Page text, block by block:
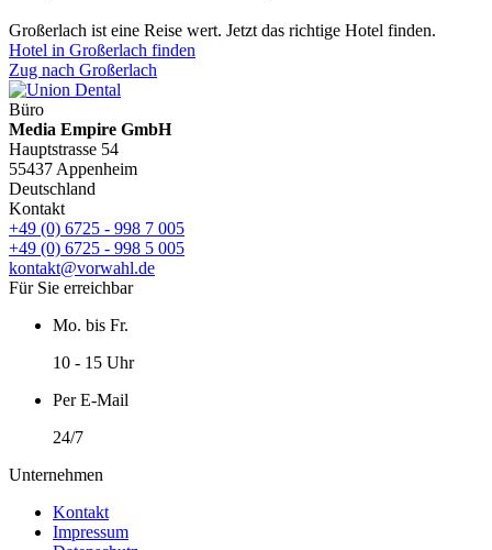
Großerlach ist eine Reise wert. Jetzt das richtige Hotel finden.
Hotel in Großerlach finden
Zug nach Großerlach
Büro
Media Empire GmbH
Hauptstrasse 54
55437 Appenheim
Deutschland
Kontakt
+49 (0) 6725 - 998 7 005
+49 (0) 6725 - 998 5 005
kontakt@vorwahl.de
Für Sie erreichbar
Mo. bis Fr.
10 - 15 Uhr
Per E-Mail
24/7
Unternehmen
Kontakt
Impressum